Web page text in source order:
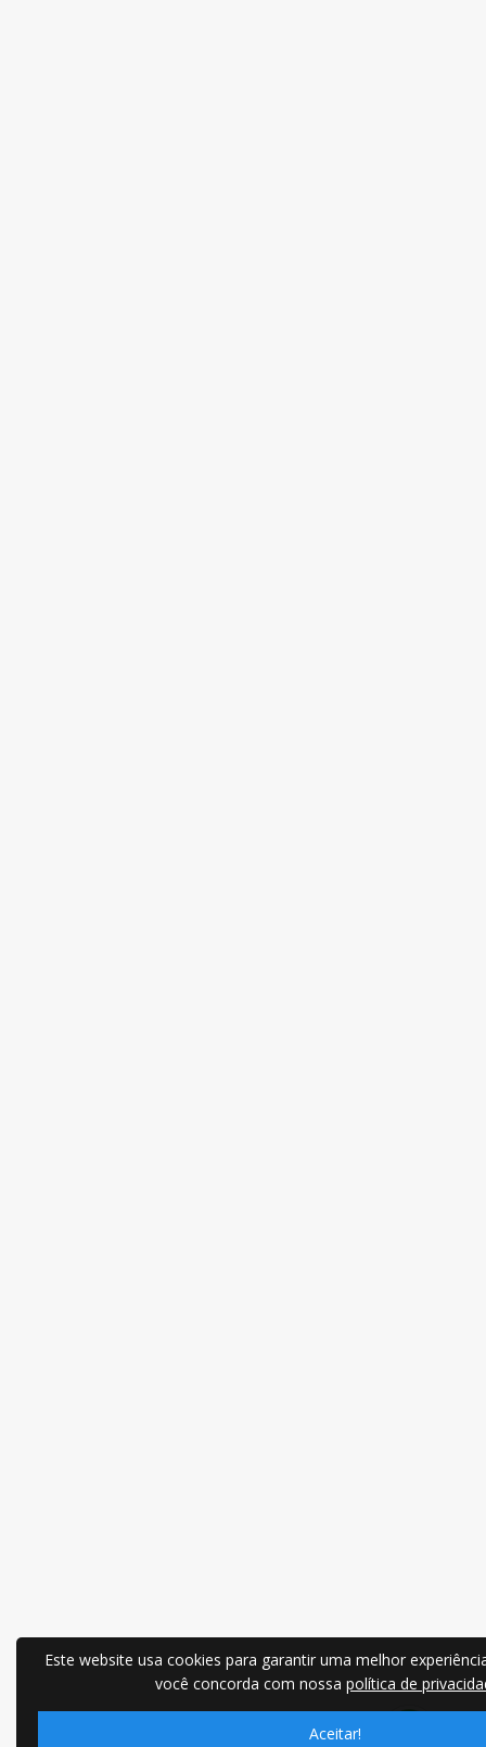
Este website usa cookies para garantir uma melhor
você concorda com nossapolítica de
Aceitar!